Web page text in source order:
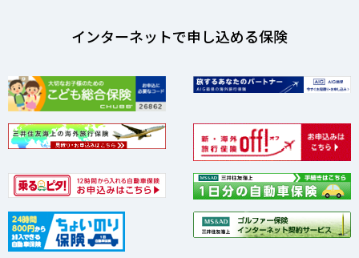
インターネットで申し込める保険